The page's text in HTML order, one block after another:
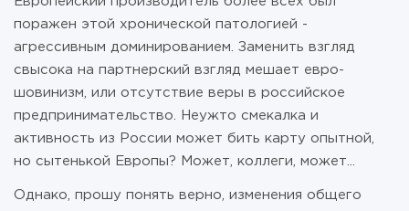
поражен этой хронической патологией -
агрессивным доминированием. Заменить взгляд
свысока на партнерский взгляд мешает евро-
шовинизм, или отсутствие веры в российское
предпринимательство. Неужто смекалка и
активность из России может бить карту опытной,
но сытенькой Европы? Может, коллеги, может...
Однако, прошу понять верно, изменения общего